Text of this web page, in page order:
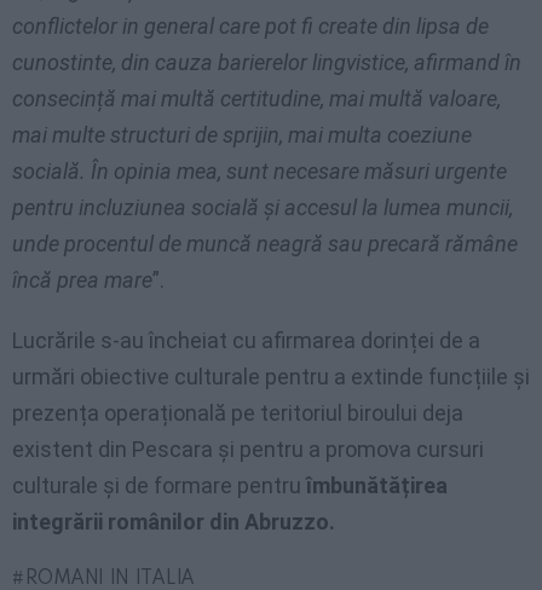
conflictelor in general care pot fi create din lipsa de
cunostinte, din cauza barierelor lingvistice, afirmand în
consecință mai multă certitudine, mai multă valoare,
mai multe structuri de sprijin, mai multa coeziune
socială. În opinia mea, sunt necesare măsuri urgente
pentru incluziunea socială și accesul la lumea muncii,
unde procentul de muncă neagră sau precară rămâne
încă prea mare”.
Lucrările s-au încheiat cu afirmarea dorinței de a
urmări obiective culturale pentru a extinde funcțiile și
prezența operațională pe teritoriul biroului deja
existent din Pescara și pentru a promova cursuri
culturale și de formare pentru îmbunătățirea
integrării românilor din Abruzzo.
ROMANI IN ITALIA